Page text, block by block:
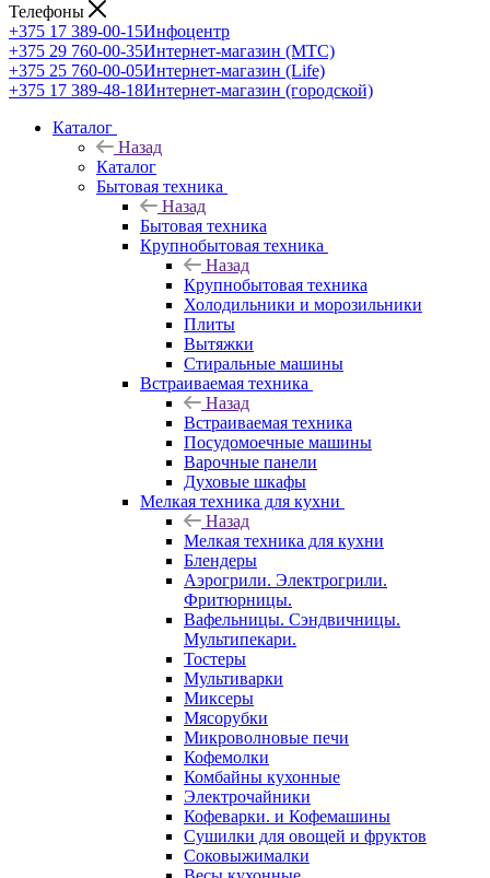
Телефоны
+375 17 389-00-15Инфоцентр
+375 29 760-00-35Интернет-магазин (МТС)
+375 25 760-00-05Интернет-магазин (Life)
+375 17 389-48-18Интернет-магазин (городской)
Каталог
Назад
Каталог
Бытовая техника
Назад
Бытовая техника
Крупнобытовая техника
Назад
Крупнобытовая техника
Холодильники и морозильники
Плиты
Вытяжки
Стиральные машины
Встраиваемая техника
Назад
Встраиваемая техника
Посудомоечные машины
Варочные панели
Духовые шкафы
Мелкая техника для кухни
Назад
Мелкая техника для кухни
Блендеры
Аэрогрили. Электрогрили.
Фритюрницы.
Вафельницы. Сэндвичницы.
Мультипекари.
Тостеры
Мультиварки
Миксеры
Мясорубки
Микроволновые печи
Кофемолки
Комбайны кухонные
Электрочайники
Кофеварки. и Кофемашины
Сушилки для овощей и фруктов
Соковыжималки